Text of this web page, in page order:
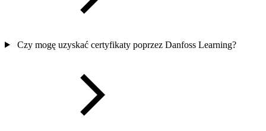
Czy mogę uzyskać certyfikaty poprzez Danfoss Learning?